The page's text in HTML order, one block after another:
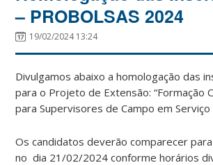
– PROBOLSAS 2024
19/02/2024 13:24
Divulgamos abaixo a homologação das
para o Projeto de Extensão: “Formação
para Supervisores de Campo em Serviço
Os candidatos deverão comparecer
no dia 21/02/2024 conforme horários